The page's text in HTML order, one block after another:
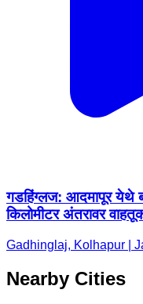
गडहिंग्लज: आदमापूर येथे
किलोमीटर अंतरावर
Gadhinglaj, Kolhapur |
Nearby Cities